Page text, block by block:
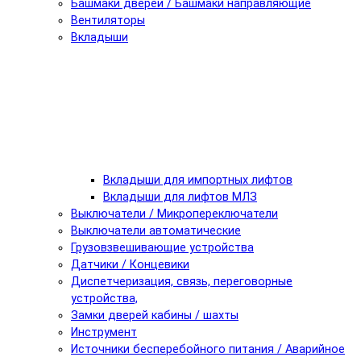
Башмаки дверей / Башмаки направляющие
Вентиляторы
Вкладыши
Вкладыши для импортных лифтов
Вкладыши для лифтов МЛЗ
Выключатели / Микропереключатели
Выключатели автоматические
Грузовзвешивающие устройства
Датчики / Концевики
Диспетчеризация, связь, переговорные
устройства,
Замки дверей кабины / шахты
Инструмент
Источники бесперебойного питания / Аварийное